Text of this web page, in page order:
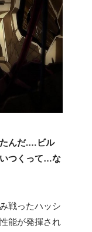
んだ.…ビル
つくって…な
戦ったハッシ
能が発揮され